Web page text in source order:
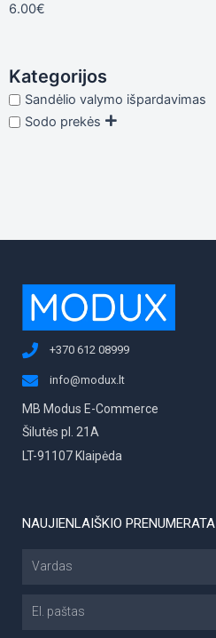
6.00€
Kategorijos
Sandėlio valymo išpardavimas
Sodo prekės
NAUJIENLAIŠKIO PRENUMERATA
Vardas
+370 612 08999
info@modux.lt
MB Modus E-Commerce
Šilutės pl. 21A
LT-91107 Klaipėda